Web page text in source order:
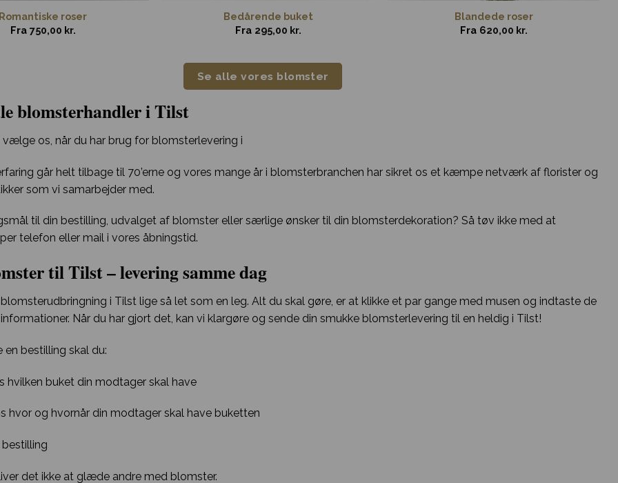
Romantiske roser
Fra 750,00 kr.
Bedårende buket
Fra 295,00 kr.
Blandede roser
Fra 620,00 kr.
Se alle vores blomster
blomsterhandler i Tilst
vælge os, når du har brug for blomsterlevering i
går helt tilbage til 70’erne og vores mange år i blomsterbranchen har sikret os et kæmpe netværk af florister og
som vi samarbejder med.
til din bestilling, udvalget af blomster eller særlige ønsker til din blomsterdekoration? Så tøv ikke med at
telefon eller mail i vores åbningstid.
til Tilst – levering samme dag
i Tilst lige så let som en leg. Alt du skal gøre, er at klikke et par gange med musen og indtaste de
Når du har gjort det, kan vi klargøre og sende din smukke blomsterlevering til en heldig i Tilst!
bestilling skal du:
hvilken buket din modtager skal have
hvor og hvornår din modtager skal have buketten
bestilling
det ikke at glæde andre med blomster.